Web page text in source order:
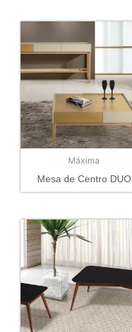
Máxima
Mesa de Centro DUO